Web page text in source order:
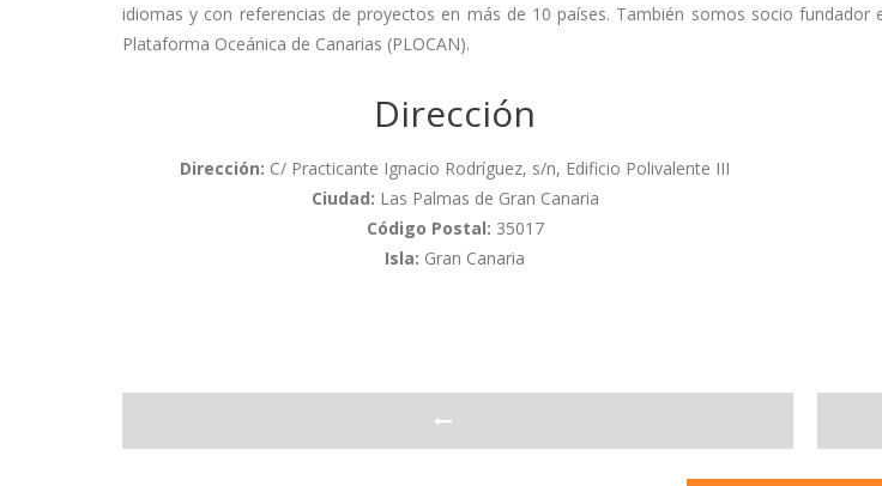
idiomas y con referencias de proyectos en más de 10 países. También somos socio
Plataforma Oceánica de Canarias (PLOCAN).
Dirección
Dirección: C/ Practicante Ignacio Rodríguez, s/n, Edificio Polivalente III
Ciudad: Las Palmas de Gran Canaria
Código Postal: 35017
Isla: Gran Canaria